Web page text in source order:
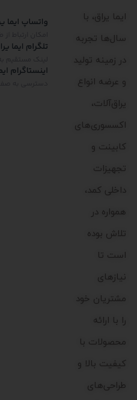
ایما یراق، با
سال‌ها تجربه
در زمینه تولید
و عرضه انواع
یراق‌آلات،
اکسسوری‌های
کابینت و
تجهیزات
داخلی کمد،
همواره در
تلاش بوده
است تا
نیازهای
مشتریان خود
را با ارائه
محصولات با
کیفیت بالا و
طراحی‌های